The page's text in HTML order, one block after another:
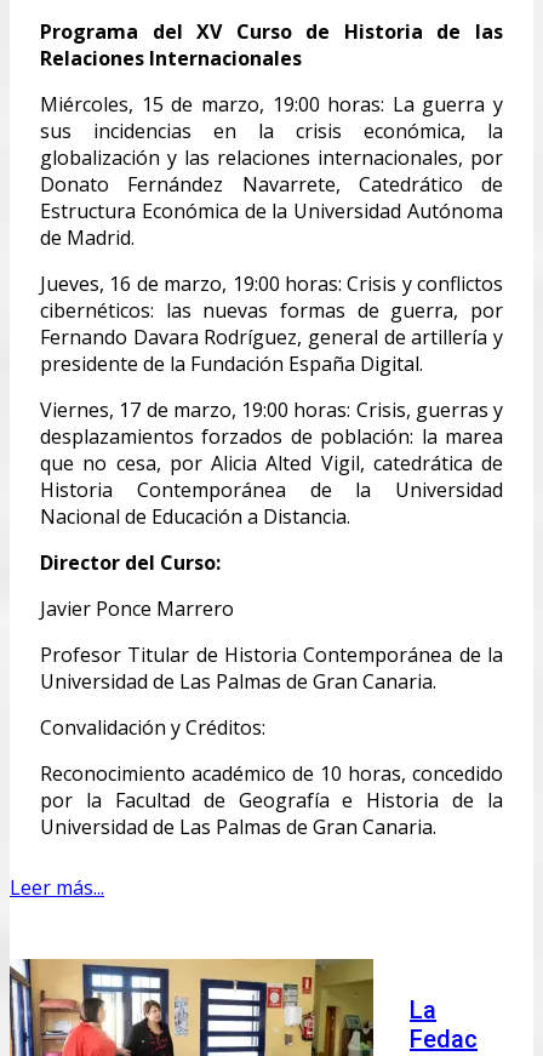
Programa del XV Curso de Historia de las
Relaciones Internacionales
Miércoles, 15 de marzo, 19:00 horas: La guerra y
sus incidencias en la crisis económica, la
globalización y las relaciones internacionales, por
Donato Fernández Navarrete, Catedrático de
Estructura Económica de la Universidad Autónoma
de Madrid.
Jueves, 16 de marzo, 19:00 horas: Crisis y conflictos
cibernéticos: las nuevas formas de guerra, por
Fernando Davara Rodríguez, general de artillería y
presidente de la Fundación España Digital.
Viernes, 17 de marzo, 19:00 horas: Crisis, guerras y
desplazamientos forzados de población: la marea
que no cesa, por Alicia Alted Vigil, catedrática de
Historia Contemporánea de la Universidad
Nacional de Educación a Distancia.
Director del Curso:
Javier Ponce Marrero
Profesor Titular de Historia Contemporánea de la
Universidad de Las Palmas de Gran Canaria.
Convalidación y Créditos:
Reconocimiento académico de 10 horas, concedido
por la Facultad de Geografía e Historia de la
Universidad de Las Palmas de Gran Canaria.
Leer más...
La
Fedac